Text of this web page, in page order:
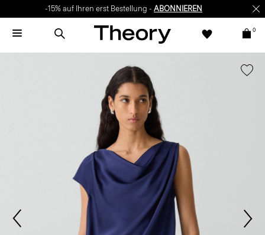
-15% auf Ihren erst Bestellung - ABONNIEREN
0